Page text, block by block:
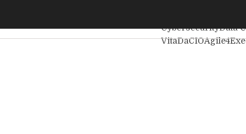
CybersecurityData
VitaDaCIO